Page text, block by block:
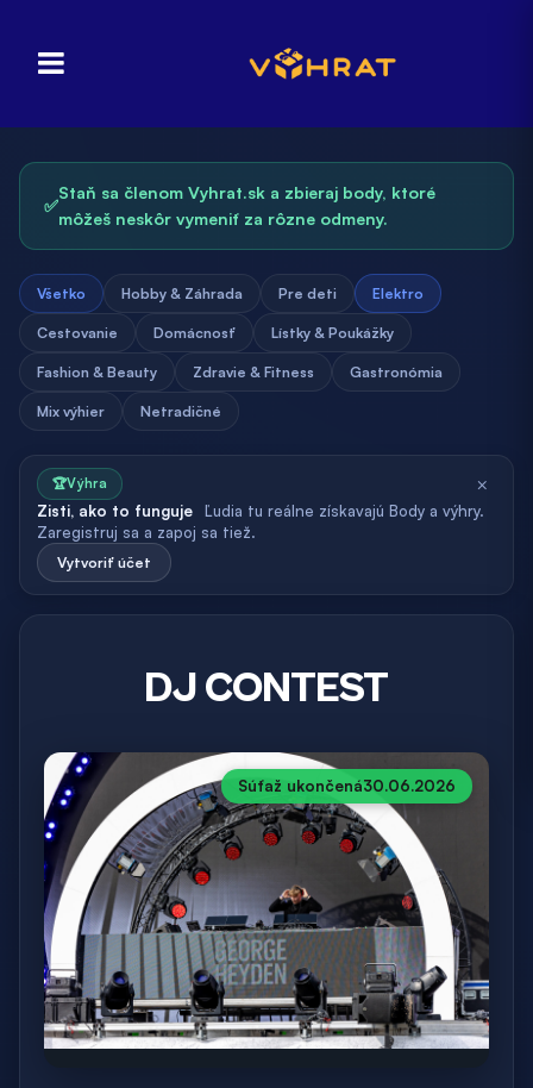
✅
Staň sa členom Vyhrat.sk a zbieraj body, ktoré
môžeš neskôr vymeniť za rôzne odmeny.
Všetko Hobby & Záhrada Pre deti Elektro
Cestovanie Domácnosť Lístky & Poukážky
Fashion & Beauty Zdravie & Fitness Gastronómia
Mix výhier Netradičné
🏆Výhra
Zisti, ako to funguje
Ľudia tu reálne získavajú Body a výhry.
Zaregistruj sa a zapoj sa tiež.
Vytvoriť účet
×
DJ CONTEST
Súťaž ukončená30.06.2026